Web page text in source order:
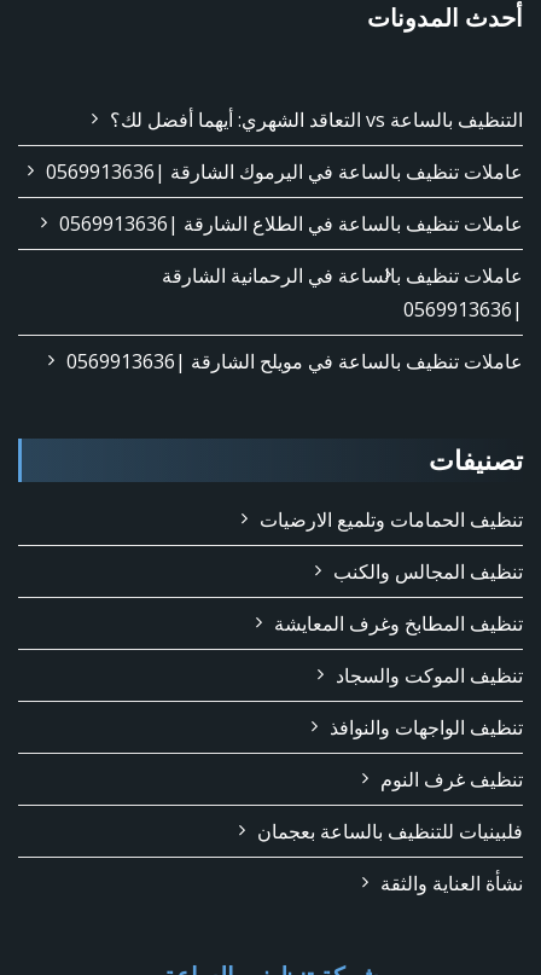
أحدث المدونات
التنظيف بالساعة vs التعاقد الشهري: أيهما أفضل لك؟
عاملات تنظيف بالساعة في اليرموك الشارقة |0569913636
عاملات تنظيف بالساعة في الطلاع الشارقة |0569913636
عاملات تنظيف بالساعة في الرحمانية الشارقة
|0569913636
عاملات تنظيف بالساعة في مويلح الشارقة |0569913636
تصنيفات
تنظيف الحمامات وتلميع الارضيات
تنظيف المجالس والكنب
تنظيف المطابخ وغرف المعايشة
تنظيف الموكت والسجاد
تنظيف الواجهات والنوافذ
تنظيف غرف النوم
فلبينيات للتنظيف بالساعة بعجمان
نشأة العناية والثقة